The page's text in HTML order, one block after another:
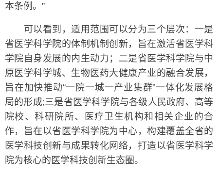
本条例。”
可以看到，适用范围可以分为三个层次：一是
省医学科学院的体制机制创新，旨在激活省医学科
学院自身发展的内生动力；二是省医学科学院与中
原医学科学城、生物医药大健康产业的融合发展，
旨在加快推动“一院一城一产业集群”一体化发展格
局的形成;三是省医学科学院与各级人民政府、高等
院校、科研院所、医疗卫生机构和相关企业的合
作，旨在以省医学科学院为中心，构建覆盖全省的
医学科技创新与成果转化网络，打造以省医学科学
院为核心的医学科技创新生态圈。